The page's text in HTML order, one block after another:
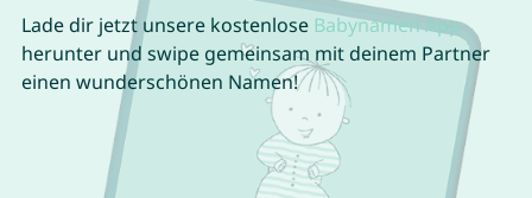
Lade dir jetzt unsere kostenlose Babynamen App
herunter und swipe gemeinsam mit deinem Partner
einen wunderschönen Namen!